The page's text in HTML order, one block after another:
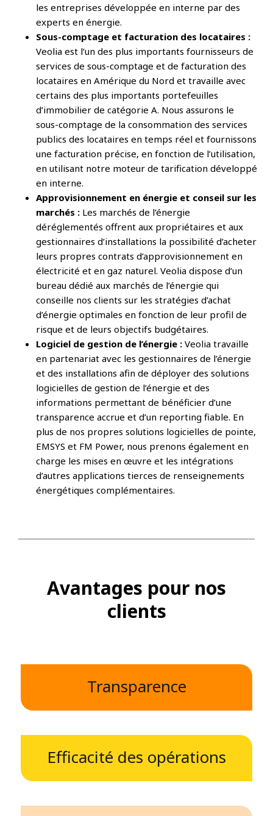
les entreprises développée en interne par des
experts en énergie.
Sous-comptage et facturation des locataires :
Veolia est l’un des plus importants fournisseurs de
services de sous-comptage et de facturation des
locataires en Amérique du Nord et travaille avec
certains des plus importants portefeuilles
d’immobilier de catégorie A. Nous assurons le
sous-comptage de la consommation des services
publics des locataires en temps réel et fournissons
une facturation précise, en fonction de l’utilisation,
en utilisant notre moteur de tarification développé
en interne.
Approvisionnement en énergie et conseil sur les
marchés : Les marchés de l’énergie
déréglementés offrent aux propriétaires et aux
gestionnaires d’installations la possibilité d’acheter
leurs propres contrats d’approvisionnement en
électricité et en gaz naturel. Veolia dispose d’un
bureau dédié aux marchés de l’énergie qui
conseille nos clients sur les stratégies d’achat
d’énergie optimales en fonction de leur profil de
risque et de leurs objectifs budgétaires.
Logiciel de gestion de l’énergie : Veolia travaille
en partenariat avec les gestionnaires de l’énergie
et des installations afin de déployer des solutions
logicielles de gestion de l’énergie et des
informations permettant de bénéficier d’une
transparence accrue et d’un reporting fiable. En
plus de nos propres solutions logicielles de pointe,
EMSYS et FM Power, nous prenons également en
charge les mises en œuvre et les intégrations
d’autres applications tierces de renseignements
énergétiques complémentaires.
Avantages pour nos
clients
Transparence
Efficacité des opérations